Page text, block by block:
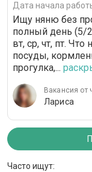
Дата начала
Ищу няню без
полный день (5/
вт, ср, чт, пт.
посуды,
прогулка,...
Вакансия от
Лариса
Часто ищут: